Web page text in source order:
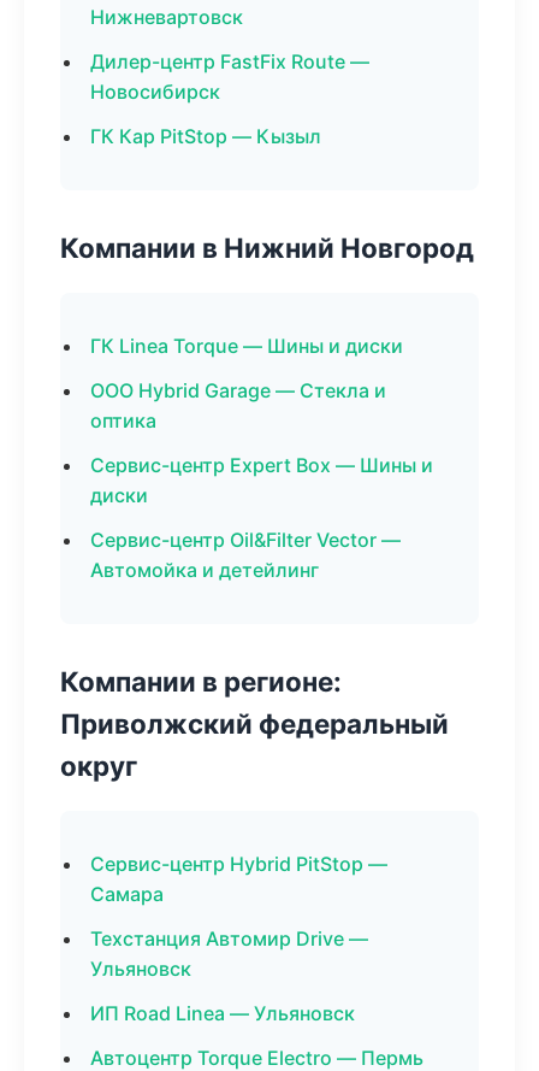
Нижневартовск
Дилер-центр FastFix Route —
Новосибирск
ГК Кар PitStop — Кызыл
Компании в Нижний Новгород
ГК Linea Torque — Шины и диски
ООО Hybrid Garage — Стекла и
оптика
Сервис-центр Expert Box — Шины и
диски
Сервис-центр Oil&Filter Vector —
Автомойка и детейлинг
Компании в регионе:
Приволжский федеральный
округ
Сервис-центр Hybrid PitStop —
Самара
Техстанция Автомир Drive —
Ульяновск
ИП Road Linea — Ульяновск
Автоцентр Torque Electro — Пермь